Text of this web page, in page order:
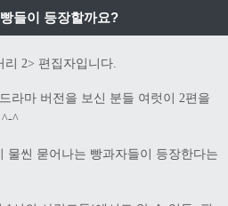
들이 등장할까요?
리 2> 편집자입니다.
라마 버전을 보신 분들 여럿이 2편을
. ^-^
물씬 묻어나는 빵과자들이 등장한다는